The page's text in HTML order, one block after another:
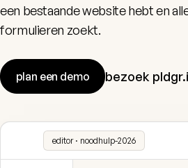
een bestaande website hebt en
formulieren zoekt.
plan een demo bezoek
editor · noodhulp-2026